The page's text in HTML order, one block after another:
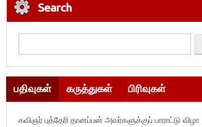
Search
பதிவுகள் கருத்துகள் பிரிவுகள்
கவிஞர் புத்தேரி தானப்பன் அவர்களுக்குப் பாராட்டு விழா